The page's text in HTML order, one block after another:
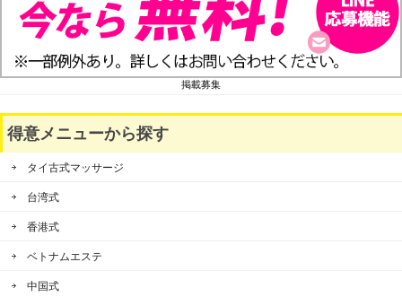
掲載募集
得意メニューから探す
タイ古式マッサージ
台湾式
香港式
ベトナムエステ
中国式